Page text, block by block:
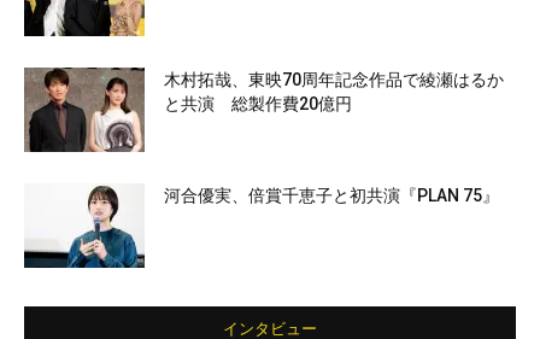
木村拓哉、東映70周年記念作品で綾瀬はるか
と共演 総製作費20億円
河合優実、倍賞千恵子と初共演『PLAN 75』
インタビュー